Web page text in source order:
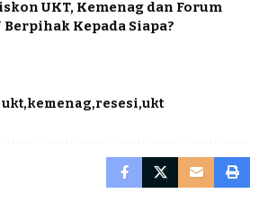
UKT, Kemenag dan Forum
Kepada Siapa?
kemenag resesi ukt